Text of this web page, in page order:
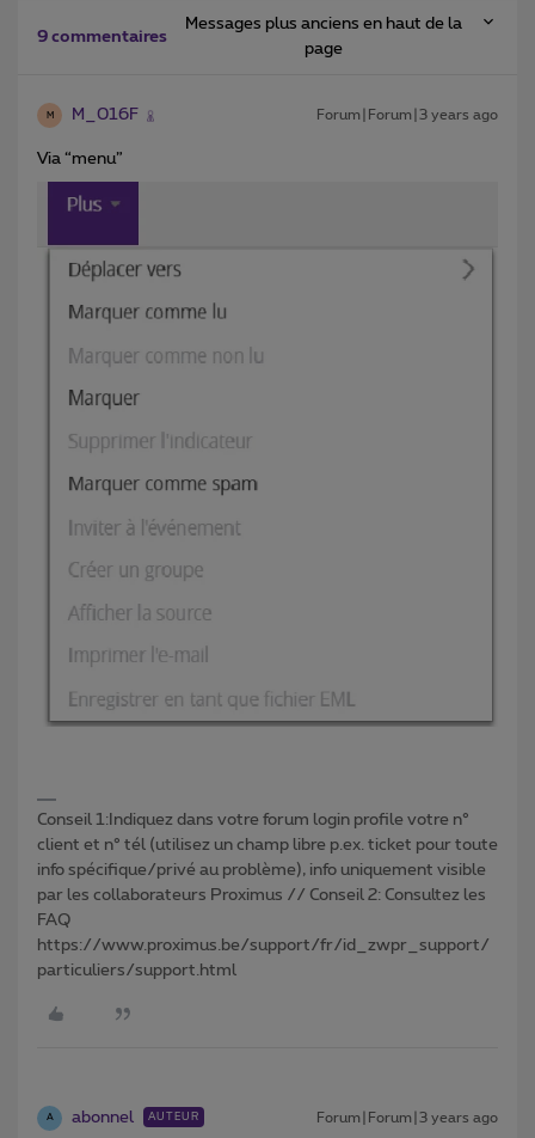
9 commentaires
Messages plus anciens en haut de la
page
M M_016F Forum|Forum|3 years ago
Via “menu”
Conseil 1:Indiquez dans votre forum login profile votre n°
client et n° tél (utilisez un champ libre p.ex. ticket pour toute
info spécifique/privé au problème), info uniquement visible
par les collaborateurs Proximus // Conseil 2: Consultez les
FAQ
https://www.proximus.be/support/fr/id_zwpr_support/
particuliers/support.html
A abonnel AUTEUR Forum|Forum|3 years ago